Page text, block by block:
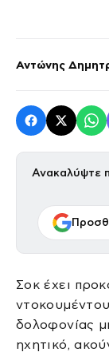
Αντώνης
Ανακαλύψτε
Σοκ έχει
δολοφονίας
ηχητικό,